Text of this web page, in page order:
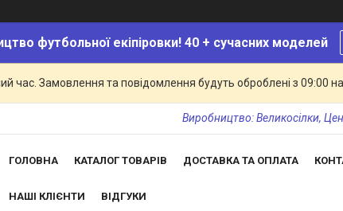
футбольної екіпіровки! 40 + сучасних моделей
час. Замовлення та повідомлення будуть оброблені з 09:00
Виробництво: Великосілки,
ГОЛОВНА КАТАЛОГ ТОВАРІВ ДОСТАВКА ТА ОПЛАТА
НАШІ КЛІЄНТИ ВІДГУКИ